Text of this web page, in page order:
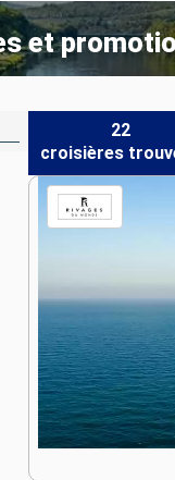
et
22
croisières